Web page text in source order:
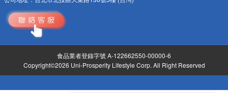
食品業者登錄字號 A-122662550-00000-6
Copyright©2026 Uni-Prosperity Lifestyle Corp. All Right Reserved